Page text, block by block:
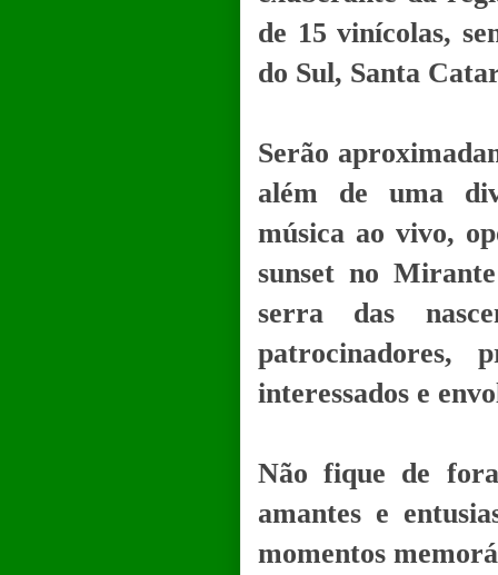
de 15 vinícolas,
do Sul, Santa
Serão
além de uma
música ao vivo,
sunset no
serra das
patrocinadores,
interessados e
Não fique de
amantes e
momentos